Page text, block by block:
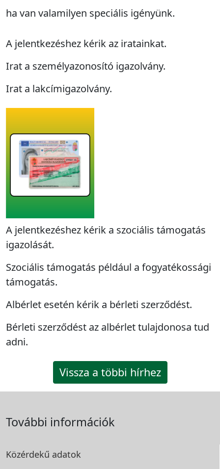
ha van valamilyen speciális igényünk.
A jelentkezéshez kérik az iratainkat.
Irat a személyazonosító igazolvány.
Irat a lakcímigazolvány.
A jelentkezéshez kérik a szociális támogatás
igazolását.
Szociális támogatás például a fogyatékossági
támogatás.
Albérlet esetén kérik a bérleti szerződést.
Bérleti szerződést az albérlet tulajdonosa tud
adni.
Vissza a többi hírhez
További információk
Közérdekű adatok